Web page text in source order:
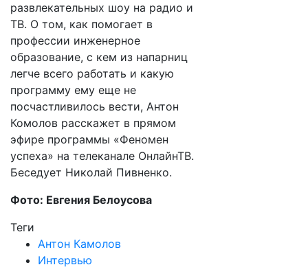
развлекательных шоу на радио и
ТВ. О том, как помогает в
профессии инженерное
образование, с кем из напарниц
легче всего работать и какую
программу ему еще не
посчастливилось вести, Антон
Комолов расскажет в прямом
эфире программы «Феномен
успеха» на телеканале ОнлайнТВ.
Беседует Николай Пивненко.
Фото: Евгения Белоусова
Теги
Антон Камолов
Интервью